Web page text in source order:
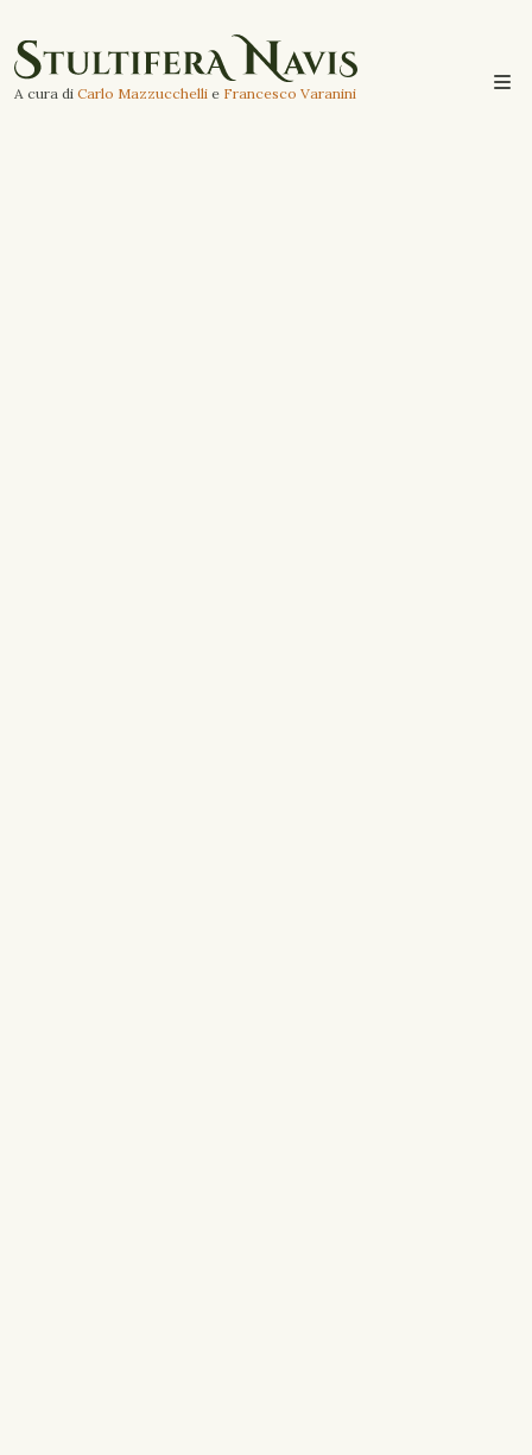
A cura di Carlo Mazzucchelli e Francesco Varanini